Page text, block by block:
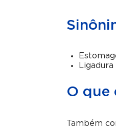
O que
Também